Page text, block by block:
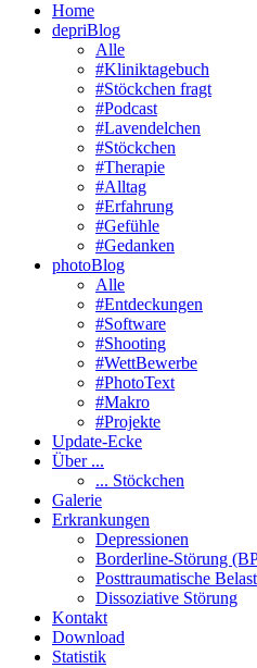
Home
depriBlog
Alle
#Kliniktagebuch
#Stöckchen fragt
#Podcast
#Lavendelchen
#Stöckchen
#Therapie
#Alltag
#Erfahrung
#Gefühle
#Gedanken
photoBlog
Alle
#Entdeckungen
#Software
#Shooting
#WettBewerbe
#PhotoText
#Makro
#Projekte
Update-Ecke
Über ...
... Stöckchen
Galerie
Erkrankungen
Depressionen
Borderline-Störung
Posttraumatische
Dissoziative Störung
Kontakt
Download
Statistik